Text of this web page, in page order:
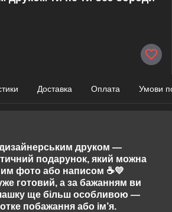
Доставка Оплата Умови
друком —
подарунок, який можна
фото або написом ☕💛
готовий, а за бажанням ви
ще більш особливою —
побажання або ім’я.